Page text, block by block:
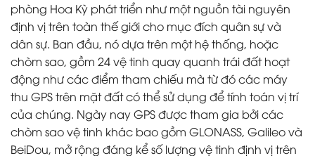
phòng Hoa Kỳ phát triển như một nguồn tài nguyên
định vị trên toàn thế giới cho mục đích quân sự và
dân sự. Ban đầu, nó dựa trên một hệ thống, hoặc
chòm sao, gồm 24 vệ tinh quay quanh trái đất hoạt
động như các điểm tham chiếu mà từ đó các máy
thu GPS trên mặt đất có thể sử dụng để tính toán vị trí
của chúng. Ngày nay GPS được tham gia bởi các
chòm sao vệ tinh khác bao gồm GLONASS, Galileo và
BeiDou, mở rộng đáng kể số lượng vệ tinh định vị trên